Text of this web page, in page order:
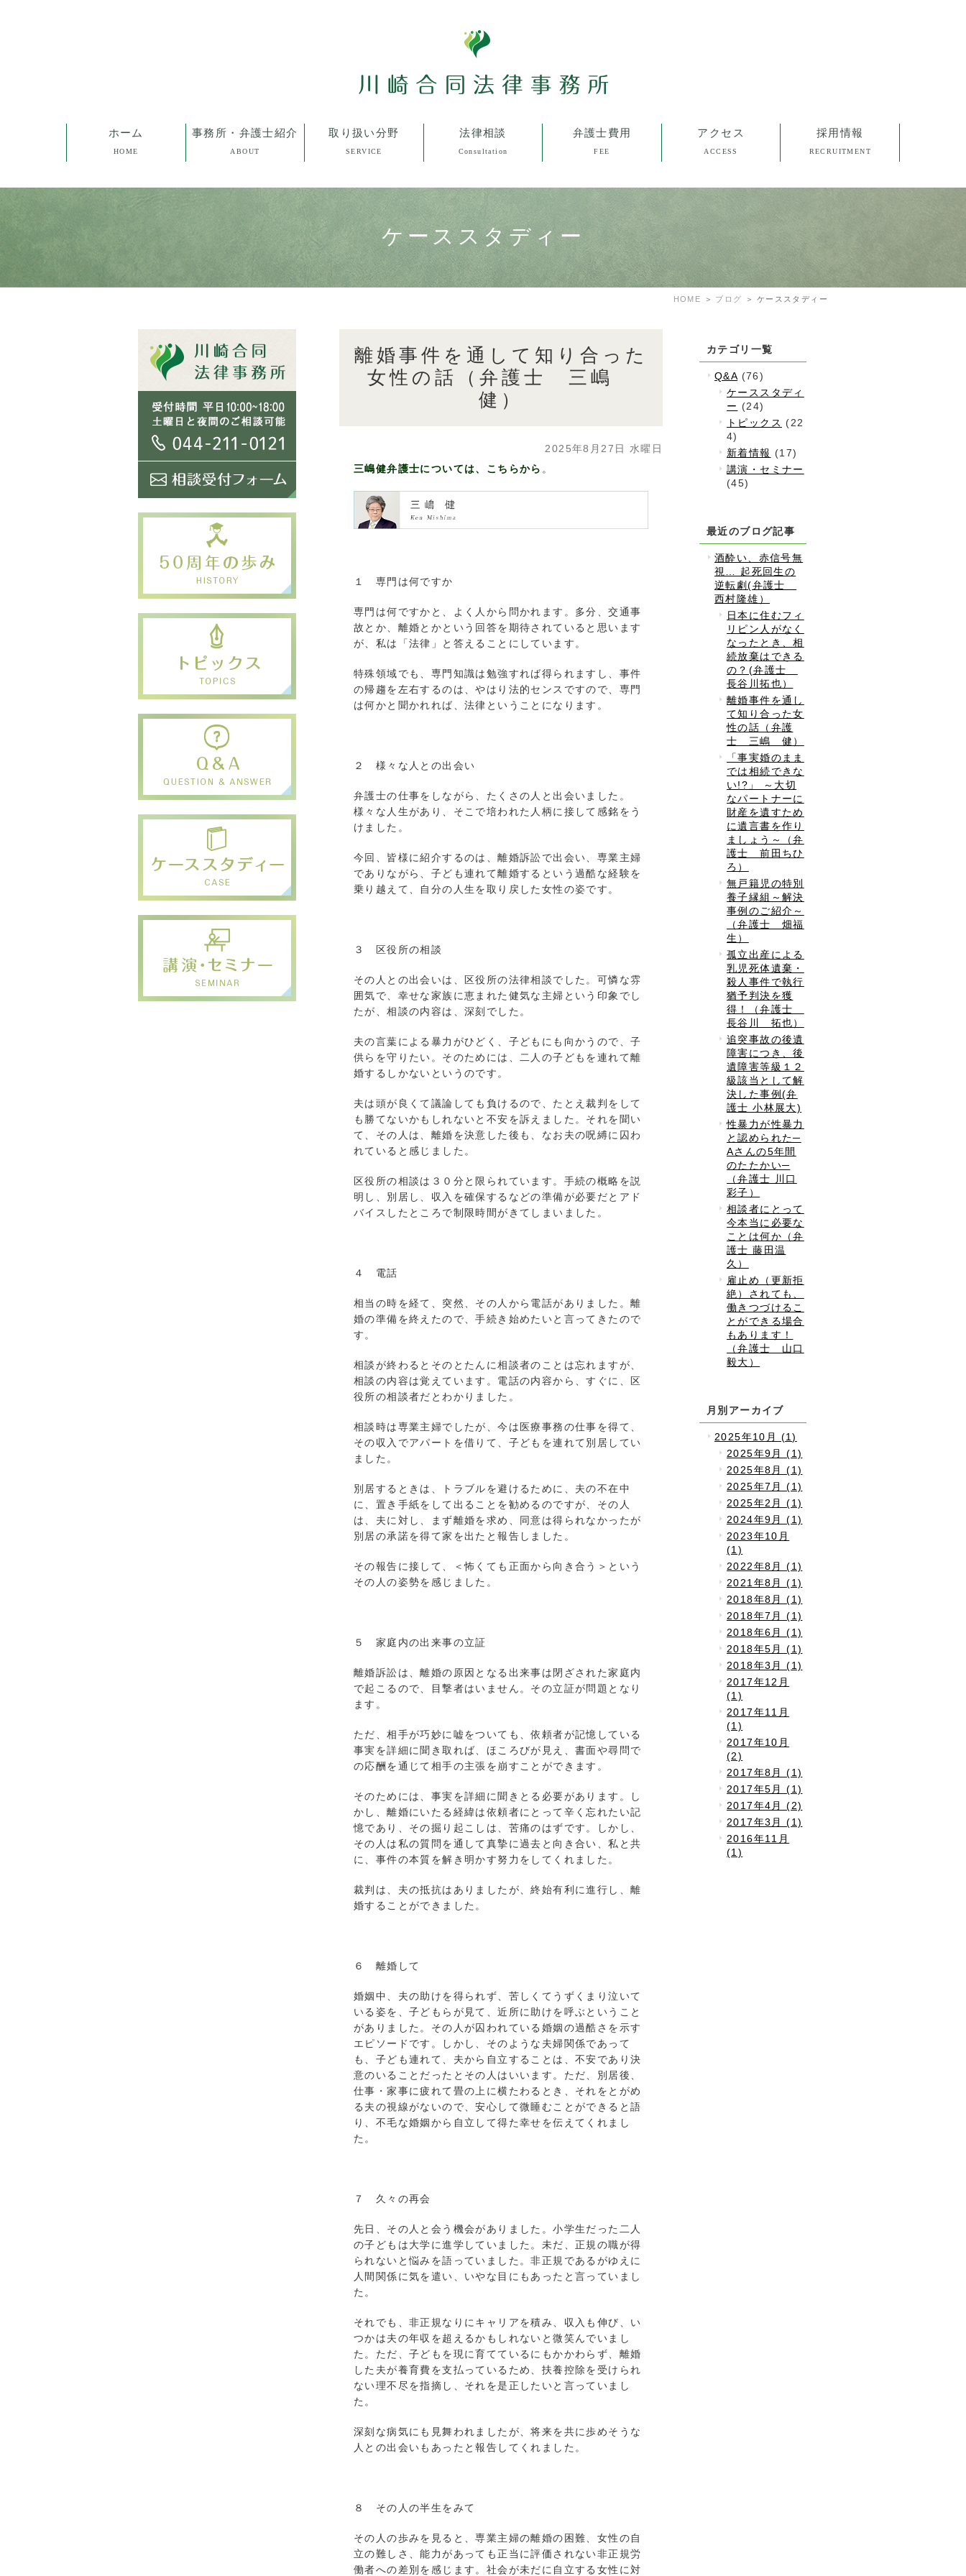
ホーム
HOME
事務所・弁護士紹介
ABOUT
取り扱い分野
SERVICE
法律相談
Consultation
弁護士費用
FEE
アクセス
ACCESS
採用情報
RECRUITMENT
ケーススタディー
HOME ブログ ケーススタディー
離婚事件を通して知り合った
女性の話（弁護士 三嶋
健）
2025年8月27日 水曜日
三嶋健弁護士については、こちらから 。
１ 専門は何ですか
専門は何ですかと、よく人から問かれます。多分、交通事
故とか、離婚とかという回答を期待されていると思います
が、私は「法律」と答えることにしています。
特殊領域でも、専門知識は勉強すれば得られますし、事件
の帰趨を左右するのは、やはり法的センスですので、専門
は何かと聞かれれば、法律ということになります。
２ 様々な人との出会い
弁護士の仕事をしながら、たくさの人と出会いました。
様々な人生があり、そこで培われた人柄に接して感銘をう
けました。
今回、皆様に紹介するのは、離婚訴訟で出会い、専業主婦
でありながら、子ども連れて離婚するという過酷な経験を
乗り越えて、自分の人生を取り戻した女性の姿です。
３ 区役所の相談
その人との出会いは、区役所の法律相談でした。可憐な雰
囲気で、幸せな家族に恵まれた健気な主婦という印象でし
たが、相談の内容は、深刻でした。
夫の言葉による暴力がひどく、子どもにも向かうので、子
供らを守りたい。そのためには、二人の子どもを連れて離
婚するしかないというのです。
夫は頭が良くて議論しても負けるので、たとえ裁判をして
も勝てないかもしれないと不安を訴えました。それを聞い
て、その人は、離婚を決意した後も、なお夫の呪縛に囚わ
れていると感じました。
区役所の相談は３０分と限られています。手続の概略を説
明し、別居し、収入を確保するなどの準備が必要だとアド
バイスしたところで制限時間がきてしまいました。
４ 電話
相当の時を経て、突然、その人から電話がありました。離
婚の準備を終えたので、手続き始めたいと言ってきたので
す。
相談が終わるとそのとたんに相談者のことは忘れますが、
相談の内容は覚えています。電話の内容から、すぐに、区
役所の相談者だとわかりました。
相談時は専業主婦でしたが、今は医療事務の仕事を得て、
その収入でアパートを借りて、子どもを連れて別居してい
ました。
別居するときは、トラブルを避けるために、夫の不在中
に、置き手紙をして出ることを勧めるのですが、その人
は、夫に対し、まず離婚を求め、同意は得られなかったが
別居の承諾を得て家を出たと報告しました。
その報告に接して、＜怖くても正面から向き合う＞という
その人の姿勢を感じました。
５ 家庭内の出来事の立証
離婚訴訟は、離婚の原因となる出来事は閉ざされた家庭内
で起こるので、目撃者はいません。その立証が問題となり
ます。
ただ、相手が巧妙に嘘をついても、依頼者が記憶している
事実を詳細に聞き取れば、ほころびが見え、書面や尋問で
の応酬を通じて相手の主張を崩すことができます。
そのためには、事実を詳細に聞きとる必要があります。し
かし、離婚にいたる経緯は依頼者にとって辛く忘れたい記
憶であり、その掘り起こしは、苦痛のはずです。しかし、
その人は私の質問を通して真摯に過去と向き合い、私と共
に、事件の本質を解き明かす努力をしてくれました。
裁判は、夫の抵抗はありましたが、終始有利に進行し、離
婚することができました。
６ 離婚して
婚姻中、夫の助けを得られず、苦しくてうずくまり泣いて
いる姿を、子どもらが見て、近所に助けを呼ぶということ
がありました。その人が囚われている婚姻の過酷さを示す
エピソードです。しかし、そのような夫婦関係であって
も、子ども連れて、夫から自立することは、不安であり決
意のいることだったとその人はいいます。ただ、別居後、
仕事・家事に疲れて畳の上に横たわるとき、それをとがめ
る夫の視線がないので、安心して微睡むことができると語
り、不毛な婚姻から自立して得た幸せを伝えてくれまし
た。
７ 久々の再会
先日、その人と会う機会がありました。小学生だった二人
の子どもは大学に進学していました。未だ、正規の職が得
られないと悩みを語っていました。非正規であるがゆえに
人間関係に気を遣い、いやな目にもあったと言っていまし
た。
それでも、非正規なりにキャリアを積み、収入も伸び、い
つかは夫の年収を超えるかもしれないと微笑んでいまし
た。ただ、子どもを現に育てているにもかかわらず、離婚
した夫が養育費を支払っているため、扶養控除を受けられ
ない理不尽を指摘し、それを是正したいと言っていまし
た。
深刻な病気にも見舞われましたが、将来を共に歩めそうな
人との出会いもあったと報告してくれました。
８ その人の半生をみて
その人の歩みを見ると、専業主婦の離婚の困難、女性の自
立の難しさ、能力があっても正当に評価されない非正規労
働者への差別を感じます。社会が未だに自立する女性に対
カテゴリ一覧
Q&A (76)
ケーススタディ
ー (24)
トピックス (22
4)
新着情報 (17)
講演・セミナー
(45)
最近のブログ記事
酒酔い、赤信号無
視… 起死回生の
逆転劇(弁護士
西村隆雄）
日本に住むフィ
リピン人がなく
なったとき、相
続放棄はできる
の？(弁護士
長谷川拓也）
離婚事件を通し
て知り合った女
性の話（弁護
士 三嶋 健）
「事実婚のまま
では相続できな
い!?」 ～大切
なパートナーに
財産を遺すため
に遺言書を作り
ましょう～（弁
護士 前田ちひ
ろ）
無戸籍児の特別
養子縁組～解決
事例のご紹介～
（弁護士 畑福
生）
孤立出産による
乳児死体遺棄・
殺人事件で執行
猶予判決を獲
得！（弁護士
長谷川 拓也）
追突事故の後遺
障害につき、後
遺障害等級１２
級該当として解
決した事例(弁
護士 小林展大)
性暴力が性暴力
と認められた─
Aさんの5年間
のたたかい─
（弁護士 川口
彩子）
相談者にとって
今本当に必要な
ことは何か（弁
護士 藤田温
久）
雇止め（更新拒
絶）されても、
働きつづけるこ
とができる場合
もあります！
（弁護士 山口
毅大）
月別アーカイブ
2025年10月 (1)
2025年9月 (1)
2025年8月 (1)
2025年7月 (1)
2025年2月 (1)
2024年9月 (1)
2023年10月
(1)
2022年8月 (1)
2021年8月 (1)
2018年8月 (1)
2018年7月 (1)
2018年6月 (1)
2018年5月 (1)
2018年3月 (1)
2017年12月
(1)
2017年11月
(1)
2017年10月
(2)
2017年8月 (1)
2017年5月 (1)
2017年4月 (2)
2017年3月 (1)
2016年11月
(1)